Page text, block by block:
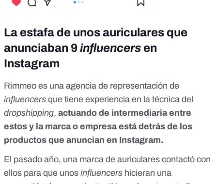
La estafa de unos auriculares que
anunciaban 9influencers en
Instagram
Rimmeo es una agencia de representación de
influencers que tiene experiencia en la técnica del
dropshipping, actuando de intermediaria entre
estos y la marca o empresa está detrás de los
productos que anuncian en Instagram.
El pasado año, una marca de auriculares contactó con
ellos para que unos influencers hicieran una